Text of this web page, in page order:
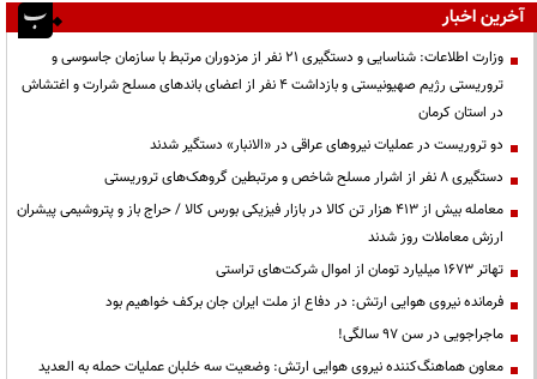
آخرین اخبار
وزارت اطلاعات: شناسایی و دستگیری ۲۱ نفر از مزدوران مرتبط با سازمان جاسوسی و
تروریستی رژیم صهیونیستی و بازداشت ۴ نفر از اعضای باندهای مسلح شرارت و اغتشاش
در استان کرمان
دو تروریست در عملیات نیروهای عراقی در «الانبار» دستگیر شدند
دستگیری ۸ نفر از اشرار مسلح شاخص و مرتبطین گروهک‌های تروریستی
معامله بیش از ۴۱۳ هزار تن کالا در بازار فیزیکی بورس کالا / حراج باز و پتروشیمی پیشران
ارزش معاملات روز شدند
تهاتر ۱۶۷۳ میلیارد تومان از اموال شرکت‌های تراستی
فرمانده نیروی هوایی ارتش: در دفاع از ملت ایران جان برکف خواهیم بود
ماجراجویی در سن ۹۷ سالگی!
معاون هماهنگ‌کننده نیروی هوایی ارتش: وضعیت سه خلبان عملیات حمله به العدید